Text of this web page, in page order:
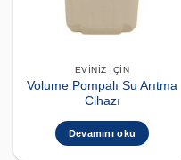
EVINIZ İÇIN
Volume Pompalı Su Arıtma
Cihazı
Devamını oku